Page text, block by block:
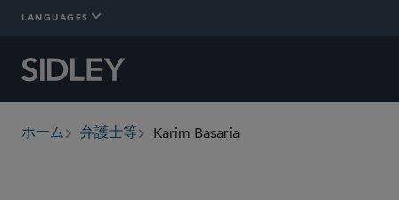
LANGUAGES
breadcrumbs
ホーム 弁護士等 Karim Basaria